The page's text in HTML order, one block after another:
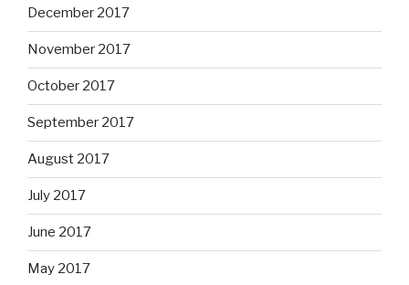
December 2017
November 2017
October 2017
September 2017
August 2017
July 2017
June 2017
May 2017